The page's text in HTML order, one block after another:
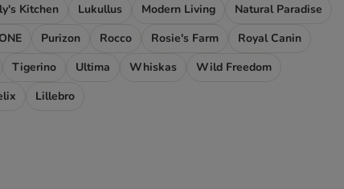
Kitchen Lukullus Modern Living
Natural Paradise
Purizon Rocco Rosie's Farm
Royal Canin
Tigerino Ultima Whiskas
Wild Freedom
Lillebro